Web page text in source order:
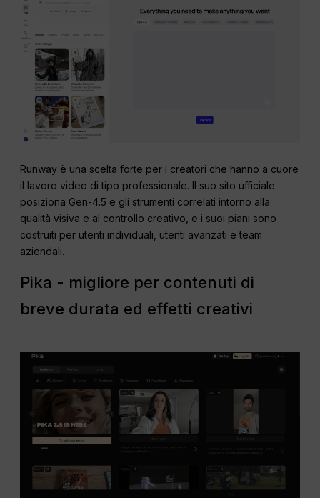
Runway è una scelta forte per i creatori che hanno a cuore
il lavoro video di tipo professionale. Il suo sito ufficiale
posiziona Gen-4.5 e gli strumenti correlati intorno alla
qualità visiva e al controllo creativo, e i suoi piani sono
costruiti per utenti individuali, utenti avanzati e team
aziendali.
Pika - migliore per contenuti di
breve durata ed effetti creativi